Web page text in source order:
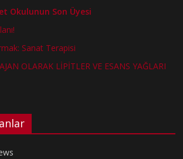
Okulunun Son Üyesi
Sanat Terapisi
OLARAK LİPİTLER VE ESANS YAĞLARI